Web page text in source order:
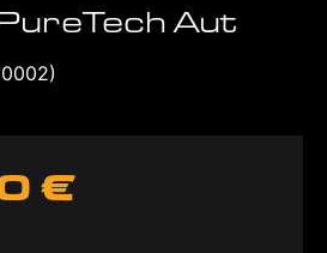
Aut
€